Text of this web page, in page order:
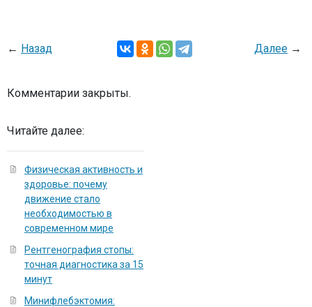
← Назад Далее →
Комментарии закрыты.
Читайте далее:
Физическая активность и
здоровье: почему
движение стало
необходимостью в
современном мире
Рентгенография стопы:
точная диагностика за 15
минут
Минифлебэктомия: